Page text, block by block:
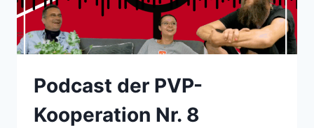
Podcast der PVP-
Kooperation Nr. 8